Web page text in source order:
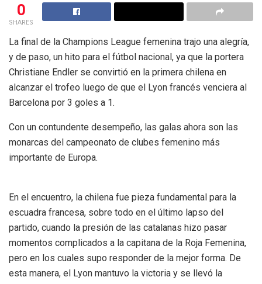
0
SHARES
La final de la Champions League femenina trajo una alegría,
y de paso, un hito para el fútbol nacional, ya que la portera
Christiane Endler se convirtió en la primera chilena en
alcanzar el trofeo luego de que el Lyon francés venciera al
Barcelona por 3 goles a 1.
Con un contundente desempeño, las galas ahora son las
monarcas del campeonato de clubes femenino más
importante de Europa.
En el encuentro, la chilena fue pieza fundamental para la
escuadra francesa, sobre todo en el último lapso del
partido, cuando la presión de las catalanas hizo pasar
momentos complicados a la capitana de la Roja Femenina,
pero en los cuales supo responder de la mejor forma. De
esta manera, el Lyon mantuvo la victoria y se llevó la